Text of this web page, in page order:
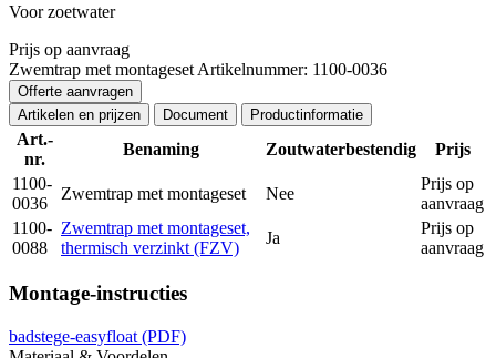
Voor zoetwater
Prijs op aanvraag
Zwemtrap met montageset Artikelnummer: 1100-0036
Offerte aanvragen
Artikelen en prijzen
Document Productinformatie
Art.-
nr.
Benaming Zoutwaterbestendig
Prijs
1100-
0036
Zwemtrap met montageset Nee
Prijs op
aanvraag
1100-
0088
Zwemtrap met montageset,
thermisch verzinkt (FZV)
Ja
Prijs op
aanvraag
Montage-instructies
badstege-easyfloat (PDF)